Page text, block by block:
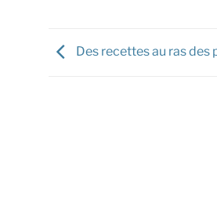
Des recettes au ras des